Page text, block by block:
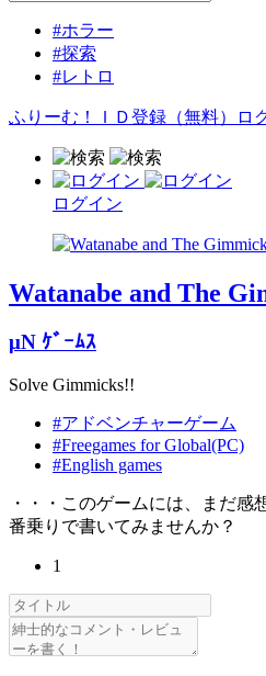
#ホラー
#探索
#レトロ
ふりーむ！ＩＤ登録（無料） ロ
ログイン
Watanabe and The
μN ｹﾞｰﾑｽ
Solve Gimmicks!!
#アドベンチャーゲーム
#Freegames for Global(PC)
#English games
・・・このゲームには、まだ感
番乗りで書いてみませんか？
1